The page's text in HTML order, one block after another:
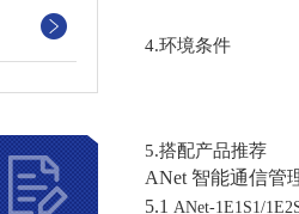
4.环境条件
5.搭配产品推荐
ANet 智能通信管
5.1 ANet-1E1S1/